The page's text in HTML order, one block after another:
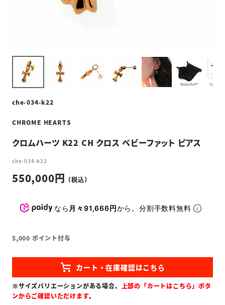
che-034-k22
CHROME HEARTS
クロムハーツ K22 CH クロス ベビーファット ピアス
che-034-k22
550,000
なら 月々91,666円から。分割手数料無料
5,000 ポイント付与
※サイズバリエーションがある場合、 上部の「カートはこちら」ボタ
ンからご確認いただけます。